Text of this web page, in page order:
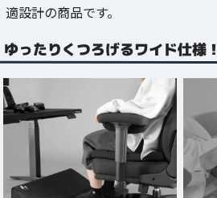
適設計の商品です。
ゆったりくつろげるワイド仕様！